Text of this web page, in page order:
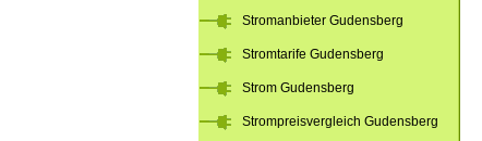
Stromanbieter Gudensberg
Stromtarife Gudensberg
Strom Gudensberg
Strompreisvergleich Gudensberg